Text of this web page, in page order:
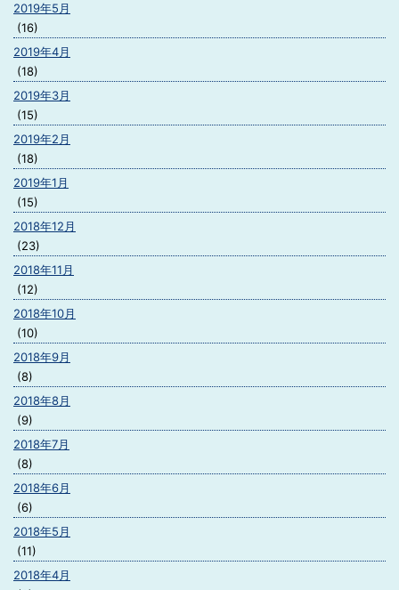
2019年5月
(16)
2019年4月
(18)
2019年3月
(15)
2019年2月
(18)
2019年1月
(15)
2018年12月
(23)
2018年11月
(12)
2018年10月
(10)
2018年9月
(8)
2018年8月
(9)
2018年7月
(8)
2018年6月
(6)
2018年5月
(11)
2018年4月